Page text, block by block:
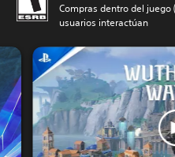
Compras dentro del
usuarios interactúan